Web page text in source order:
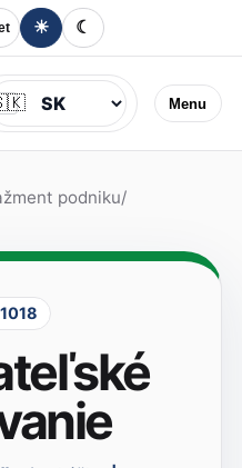
☀ ☾
Menu
Jazyk
podniku/